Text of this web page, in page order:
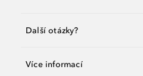
Další otázky?
Více informací